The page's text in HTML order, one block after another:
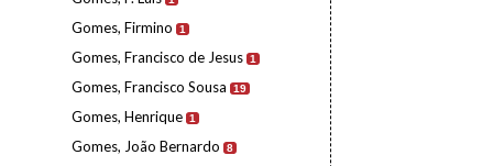
Gomes, Firmino 1
Gomes, Francisco de Jesus 1
Gomes, Francisco Sousa 19
Gomes, Henrique 1
Gomes, João Bernardo 8